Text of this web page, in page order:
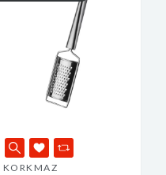
KORKMAZ